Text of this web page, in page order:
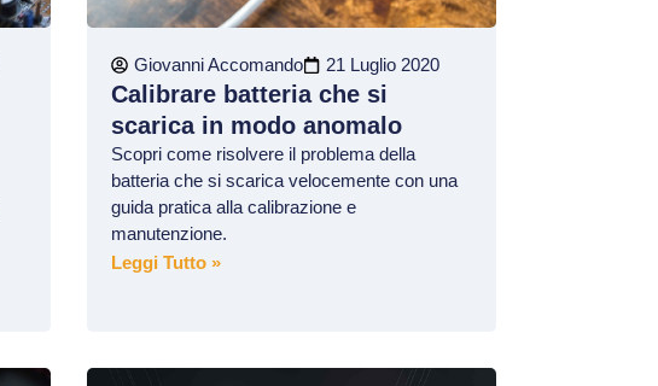
Giovanni Accomando 21 Luglio 2020
Calibrare batteria che si
scarica in modo anomalo
Scopri come risolvere il problema della
batteria che si scarica velocemente con una
guida pratica alla calibrazione e
manutenzione.
Leggi Tutto »